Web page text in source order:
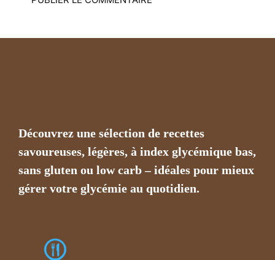
Découvrez une sélection de recettes
savoureuses, légères, à index glycémique bas,
sans gluten ou low carb – idéales pour mieux
gérer votre glycémie au quotidien.